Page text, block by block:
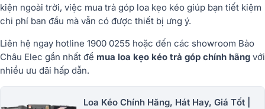
kiện ngoài trời, việc mua trả góp loa kẹo kéo giúp bạn tiết kiệm
chi phí ban đầu mà vẫn có được thiết bị ưng ý.
Liên hệ ngay hotline 1900 0255 hoặc đến các showroom Bảo
Châu Elec gần nhất để mua loa kẹo kéo trả góp chính hãng với
nhiều ưu đãi hấp dẫn.
Loa Kéo Chính Hãng, Hát Hay, Giá Tốt |